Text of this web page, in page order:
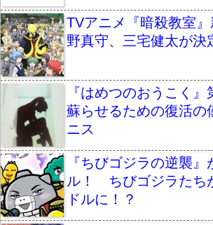
TVアニメ『暗殺教室
野真守、三宅健太が決
『はめつのおうこく
蘇らせるための復活の
ニス
『ちびゴジラの逆襲
ル！ ちびゴジラたち
ドルに！？